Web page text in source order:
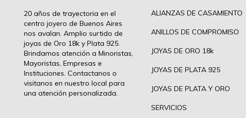
20 años de trayectoria en el
centro joyero de Buenos Aires
nos avalan. Amplio surtido de
joyas de Oro 18k y Plata 925.
Brindamos atención a Minoristas,
Mayoristas, Empresas e
Instituciones. Contactanos o
visitanos en nuestro local para
una atención personalizada.
ALIANZAS DE CASAMIENTO
ANILLOS DE COMPROMISO
JOYAS DE ORO 18k
JOYAS DE PLATA 925
JOYAS DE PLATA Y ORO
SERVICIOS